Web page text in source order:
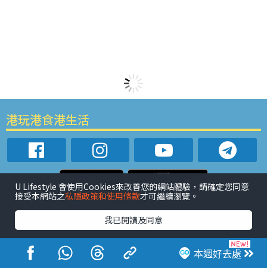
本週好去處
港玩港食港生活
荃灣好去處 旺角好去處
戶外郊遊 社會福利
熱門類別
U Lifestyle 會使用Cookies來改善您的網站體驗，請確定您同意
接受本網站之私隱政策和使用條款才可繼續瀏覽。
我已閱讀及同意